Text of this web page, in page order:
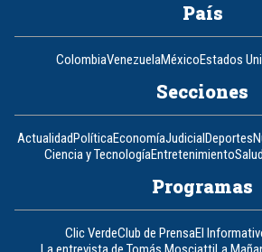
País
ColombiaVenezuelaMéxicoEstados
Secciones
ActualidadPolíticaEconomíaJudicialDeportes
Ciencia y TecnologíaEntretenimientoSalud
Programas
Clic VerdeClub de PrensaEl